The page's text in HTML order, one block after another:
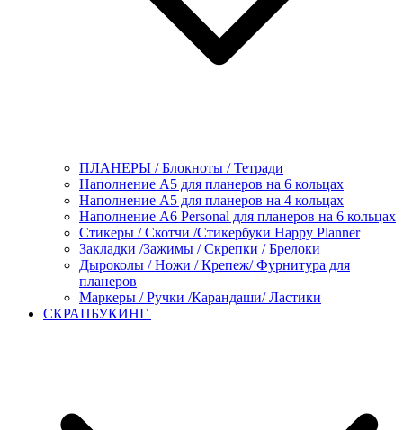
ПЛАНЕРЫ / Блокноты / Тетради
Наполнение А5 для планеров на 6 кольцах
Наполнение А5 для планеров на 4 кольцах
Наполнение А6 Personal для планеров на 6 кольцах
Стикеры / Скотчи /Стикербуки Happy Planner
Закладки /Зажимы / Скрепки / Брелоки
Дыроколы / Ножи / Крепеж/ Фурнитура для
планеров
Маркеры / Ручки /Карандаши/ Ластики
СКРАПБУКИНГ